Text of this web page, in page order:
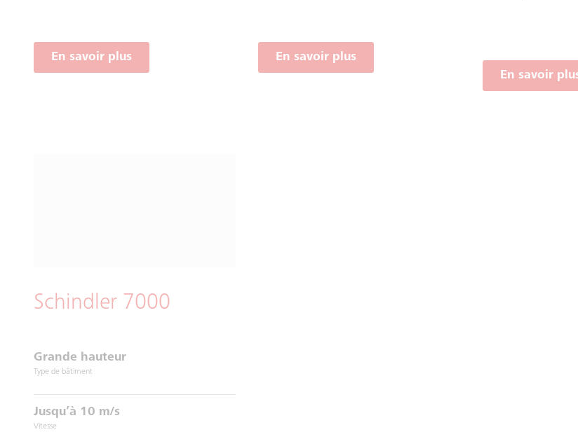
En savoir plus En savoir plus
En savoir
Schindler 7000
Grande hauteur
Type de bâtiment
Jusqu’à 10 m/s
Vitesse